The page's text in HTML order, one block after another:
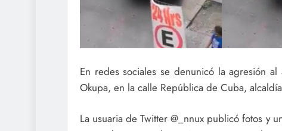
En redes sociales se denunicó la agresión
Okupa, en la calle República de Cuba,
La usuaria de Twitter @_nnux publicó fotos y